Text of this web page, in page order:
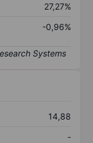
27,27%
-0,96%
14,88
-